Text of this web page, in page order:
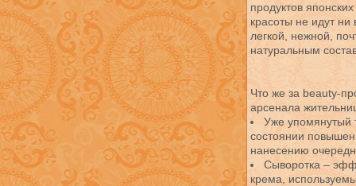
продуктов
красоты не идут ни
легкой, нежной,
натуральным
Что же за beauty-
арсенала
Уже упомянутый
состоянии
нанесению
Сыворотка –
крема,